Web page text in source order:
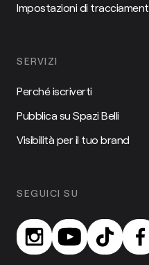
Impostazioni di
SERVIZI
Perché iscriverti
Pubblica su Spazi Belli
Visibilità per il tuo brand
SEGUICI SU